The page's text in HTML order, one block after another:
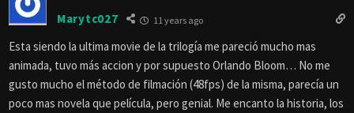
Marytc027 11 years ago
Esta siendo la ultima movie de la trilogía me pareció mucho mas
animada, tuvo más accion y por supuesto Orlando Bloom… No me
gusto mucho el método de filmación (48fps) de la misma, parecía un
poco mas novela que película, pero genial. Me encanto la historia, los